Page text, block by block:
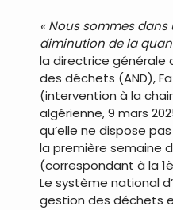
« Nous sommes
diminution de la
la directrice générale
des déchets (AND),
(intervention à la
algérienne, 9 mars
qu’elle ne dispose
la première semaine
(correspondant à la
Le système national
gestion des déchets